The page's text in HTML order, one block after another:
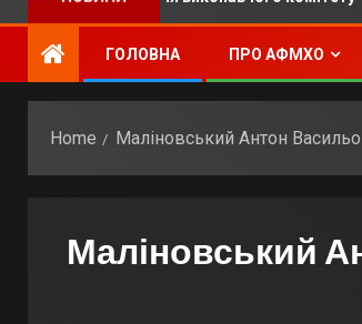
ГОЛОВНА ПРО АФМХО
Home Маліновський Антон
Маліновський